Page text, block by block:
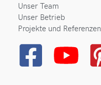
Unser Team
Unser Betrieb
Projekte und Referenzen